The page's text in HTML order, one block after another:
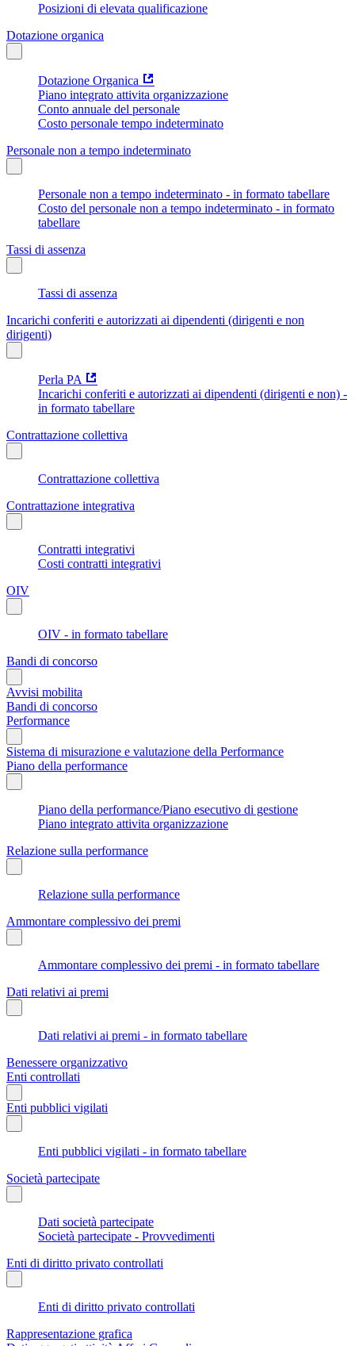
Posizioni di elevata qualificazione
Dotazione organica
Dotazione Organica
Piano integrato attivita organizzazione
Conto annuale del personale
Costo personale tempo indeterminato
Personale non a tempo indeterminato
Personale non a tempo indeterminato - in formato tabellare
Costo del personale non a tempo indeterminato - in formato
tabellare
Tassi di assenza
Tassi di assenza
Incarichi conferiti e autorizzati ai dipendenti (dirigenti e non
dirigenti)
Perla PA
Incarichi conferiti e autorizzati ai dipendenti (dirigenti e non) -
in formato tabellare
Contrattazione collettiva
Contrattazione collettiva
Contrattazione integrativa
Contratti integrativi
Costi contratti integrativi
OIV
OIV - in formato tabellare
Bandi di concorso
Avvisi mobilita
Bandi di concorso
Performance
Sistema di misurazione e valutazione della Performance
Piano della performance
Piano della performance/Piano esecutivo di gestione
Piano integrato attivita organizzazione
Relazione sulla performance
Relazione sulla performance
Ammontare complessivo dei premi
Ammontare complessivo dei premi - in formato tabellare
Dati relativi ai premi
Dati relativi ai premi - in formato tabellare
Benessere organizzativo
Enti controllati
Enti pubblici vigilati
Enti pubblici vigilati - in formato tabellare
Società partecipate
Dati società partecipate
Società partecipate - Provvedimenti
Enti di diritto privato controllati
Enti di diritto privato controllati
Rappresentazione grafica